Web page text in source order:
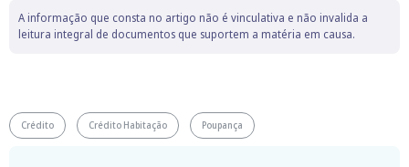
A informação que consta no artigo não é vinculativa e não invalida a
leitura integral de documentos que suportem a matéria em causa.
Crédito Crédito Habitação Poupança